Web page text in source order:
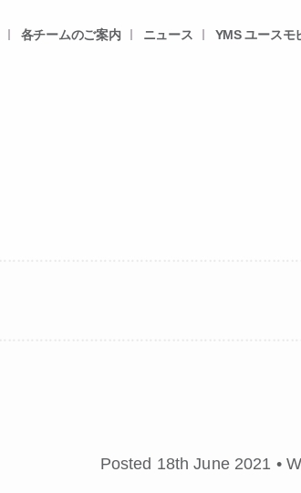
各チームのご案内 ニュース YMS ユースモ
Posted 18th June 2021 •